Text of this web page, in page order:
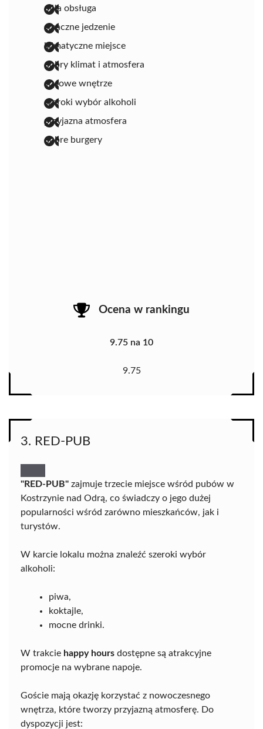
miła obsługa
smaczne jedzenie
klimatyczne miejsce
dobry klimat i atmosfera
stylowe wnętrze
szeroki wybór alkoholi
przyjazna atmosfera
dobre burgery
Ocena w rankingu
9.75 na 10
9.75
3. RED-PUB
"RED-PUB" zajmuje trzecie miejsce wśród pubów w
Kostrzynie nad Odrą, co świadczy o jego dużej
popularności wśród zarówno mieszkańców, jak i
turystów.
W karcie lokalu można znaleźć szeroki wybór
alkoholi:
piwa,
koktajle,
mocne drinki.
W trakcie happy hours dostępne są atrakcyjne
promocje na wybrane napoje.
Goście mają okazję korzystać z nowoczesnego
wnętrza, które tworzy przyjazną atmosferę. Do
dyspozycji jest: